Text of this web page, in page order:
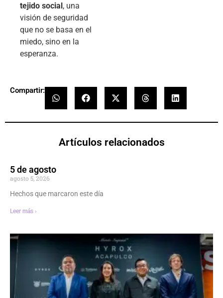
tejido social, una
visión de seguridad
que no se basa en el
miedo, sino en la
esperanza.
Compartir:
Artículos relacionados
5 de agosto
agosto 5, 2026
Hechos que marcaron este día
Leer más ›